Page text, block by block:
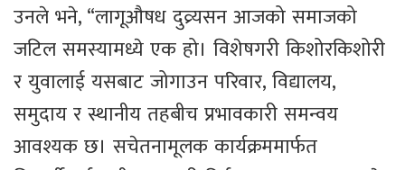
उनले भने, “लागूऔषध दुव्र्यसन आजको समाजको
जटिल समस्यामध्ये एक हो। विशेषगरी किशोरकिशोरी
र युवालाई यसबाट जोगाउन परिवार, विद्यालय,
समुदाय र स्थानीय तहबीच प्रभावकारी समन्वय
आवश्यक छ। सचेतनामूलक कार्यक्रममार्फत